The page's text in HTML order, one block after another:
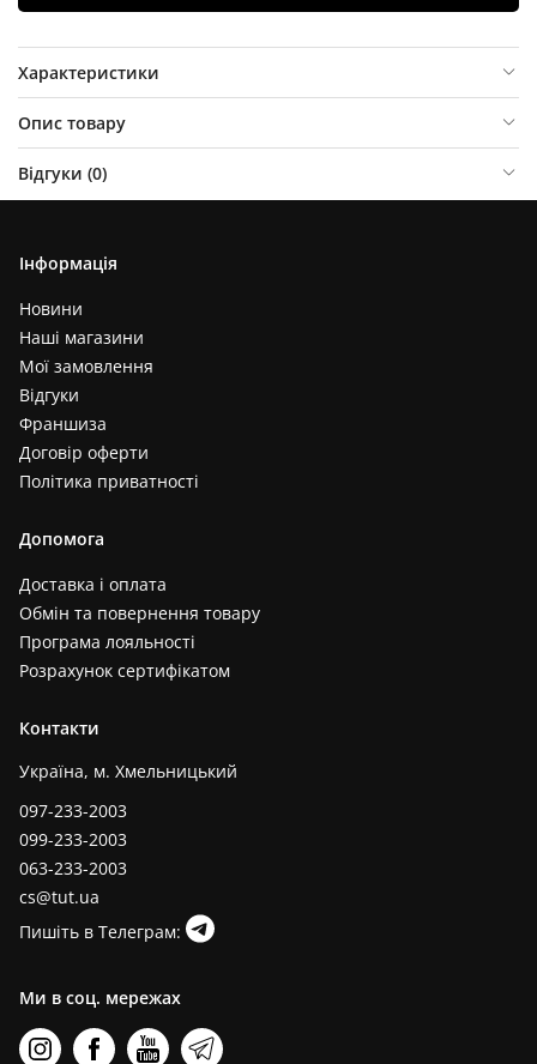
Характеристики
Опис товару
Відгуки (0)
Інформація
Новини
Наші магазини
Мої замовлення
Відгуки
Франшиза
Договір оферти
Політика приватності
Допомога
Доставка і оплата
Обмін та повернення товару
Програма лояльності
Розрахунок сертифікатом
Контакти
Україна, м. Хмельницький
097-233-2003
099-233-2003
063-233-2003
cs@tut.ua
Пишіть в Телеграм:
Ми в соц. мережах